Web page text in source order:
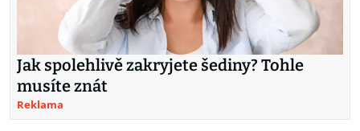
Jak spolehlivě zakryjete šediny? Tohle
musíte znát
Reklama